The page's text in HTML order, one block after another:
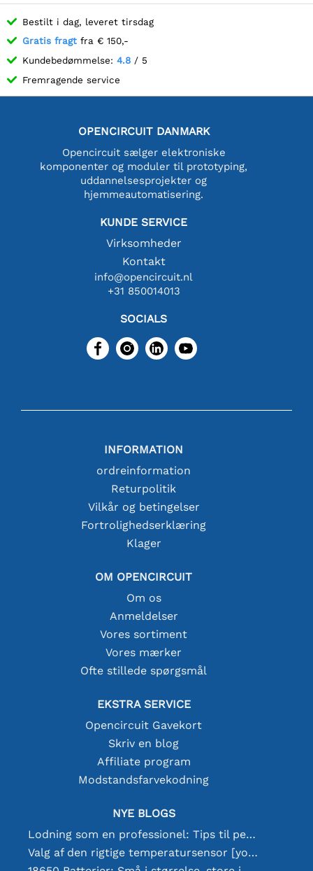
Bestilt i dag, leveret tirsdag
Gratis fragt fra € 150,-
Kundebedømmelse: 4.8 / 5
Fremragende service
OPENCIRCUIT DANMARK
Opencircuit sælger elektroniske
komponenter og moduler til prototyping,
uddannelsesprojekter og
hjemmeautomatisering.
KUNDE SERVICE
Virksomheder
Kontakt
info@opencircuit.nl
+31 850014013
SOCIALS
INFORMATION
ordreinformation
Returpolitik
Vilkår og betingelser
Fortrolighedserklæring
Klager
OM OPENCIRCUIT
Om os
Anmeldelser
Vores sortiment
Vores mærker
Ofte stillede spørgsmål
EKSTRA SERVICE
Opencircuit Gavekort
Skriv en blog
Affiliate program
Modstandsfarvekodning
NYE BLOGS
Lodning som en professionel: Tips til perfekte elektroniske forbindelser
Valg af den rigtige temperatursensor [youtube]